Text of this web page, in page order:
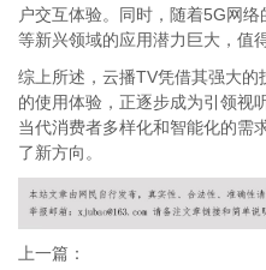
户交互体验。同时，随着5G网
等新兴领域的应用潜力巨大，值
综上所述，云播TV凭借其强大
的使用体验，正逐步成为引领视
当代消费者多样化和智能化的需
了新方向。
上一篇：